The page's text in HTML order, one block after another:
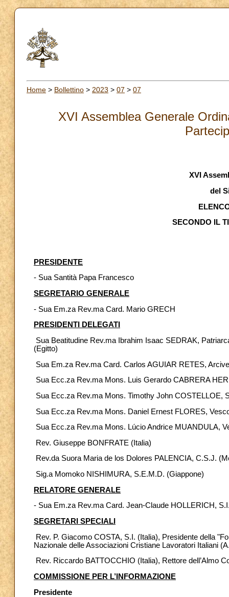
Home > Bollettino > 2023 > 07 > 07
XVI Assemblea Generale
XVI
del
SECONDO IL
PRESIDENTE
- Sua Santità Papa Francesco
SEGRETARIO GENERALE
- Sua Em.za Rev.ma Card. Mario GRECH
PRESIDENTI DELEGATI
Sua Beatitudine Rev.ma Ibrahim Isaac SEDRAK,
(Egitto)
Sua Em.za Rev.ma Card. Carlos AGUIAR RETES,
Sua Ecc.za Rev.ma Mons. Luis Gerardo CABRERA
Sua Ecc.za Rev.ma Mons. Timothy John COSTELLOE,
Sua Ecc.za Rev.ma Mons. Daniel Ernest FLORES,
Sua Ecc.za Rev.ma Mons. Lúcio Andrice MUANDULA,
­ Rev. Giuseppe BONFRATE (Italia)
Rev.da Suora Maria de los Dolores PALENCIA, C.S.J.
­ Sig.a Momoko NISHIMURA, S.E.M.D. (Giappone)
RELATORE GENERALE
- Sua Em.za Rev.ma Card. Jean-Claude HOLLERICH,
SEGRETARI SPECIALI
Rev. P. Giacomo COSTA, S.I. (Italia), Presidente della
Nazionale delle Associazioni Cristiane Lavoratori Italiani
Rev. Riccardo BATTOCCHIO (Italia), Rettore dell’Almo
COMMISSIONE PER L’INFORMAZIONE
Presidente